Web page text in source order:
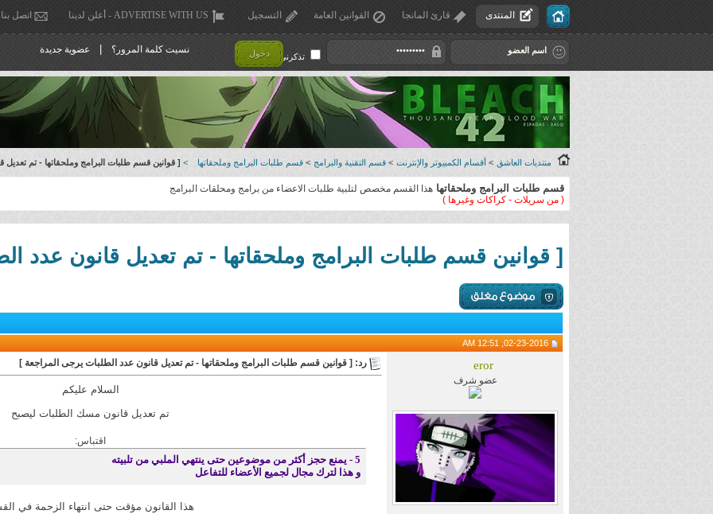
المنتدى قارئ المانجا القوانين العامة التسجيل ADVERTISE WITH US - أعلن لدينا اتصل بنا
تذكرني ! دخول نسيت كلمة المرور؟ عضوية جديدة
منتديات العاشق > أقسام الكمبيوتر والإنترنت > قسم التقنية والبرامج > قسم طلبات البرامج وملحقاتها > [ قوانين قسم طلبات البرامج وملحقاتها - تم
قسم طلبات البرامج وملحقاتها هذا القسم مخصص لتلبية طلبات الاعضاء من برامج ومحلقات البرامج
( من سريلات - كراكات وغيرها )
[ قوانين قسم طلبات البرامج وملحقاتها - تم تعديل قانون عدد
eror
عضو شرف
رد: [ قوانين قسم طلبات البرامج وملحقاتها - تم تعديل قانون عدد الطلبات يرجى المراجعة ]
السلام عليكم
تم تعديل قانون مسك الطلبات ليصبح
اقتباس:
5 - يمنع حجز أكثر من موضوعين حتى ينتهي الملبي من تلبيته
و هذا لترك مجال لجميع الأعضاء للتفاعل
هذا القانون مؤقت حتى انتهاء الزحمة في